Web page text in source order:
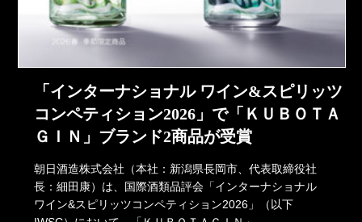
「インターナショナル ワイン&スピリッツ
コンペティション2026」で「ＫＵＢＯＴＡ
ＧＩＮ」ブランド2商品が受賞
朝日酒造株式会社（本社：新潟県長岡市、代表取締役社
長：細田康）は、国際酒類品評会「インターナショナル
ワイン&スピリッツコンペティション2026」（以下